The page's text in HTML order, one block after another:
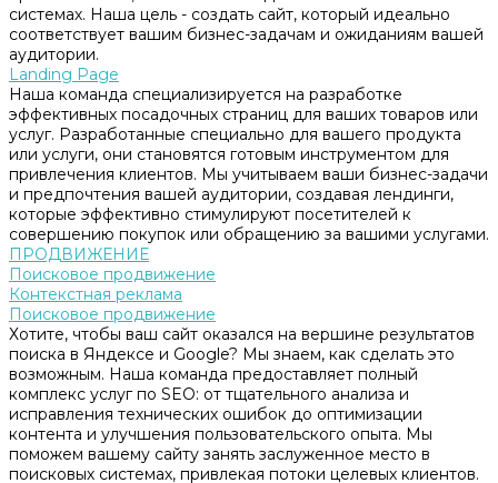
системах. Наша цель - создать сайт, который идеально
соответствует вашим бизнес-задачам и ожиданиям вашей
аудитории.
Landing Page
Наша команда специализируется на разработке
эффективных посадочных страниц для ваших товаров или
услуг. Разработанные специально для вашего продукта
или услуги, они становятся готовым инструментом для
привлечения клиентов. Мы учитываем ваши бизнес-задачи
и предпочтения вашей аудитории, создавая лендинги,
которые эффективно стимулируют посетителей к
совершению покупок или обращению за вашими услугами.
ПРОДВИЖЕНИЕ
Поисковое продвижение
Контекстная реклама
Поисковое продвижение
Хотите, чтобы ваш сайт оказался на вершине результатов
поиска в Яндексе и Google? Мы знаем, как сделать это
возможным. Наша команда предоставляет полный
комплекс услуг по SEO: от тщательного анализа и
исправления технических ошибок до оптимизации
контента и улучшения пользовательского опыта. Мы
поможем вашему сайту занять заслуженное место в
поисковых системах, привлекая потоки целевых клиентов.